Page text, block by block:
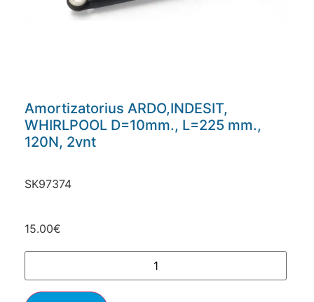
Amortizatorius ARDO,INDESIT,
WHIRLPOOL D=10mm., L=225 mm.,
120N, 2vnt
SK97374
15.00€